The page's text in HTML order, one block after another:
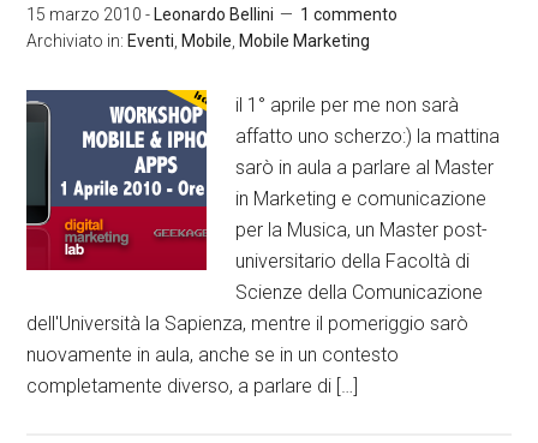
15 marzo 2010 - Leonardo Bellini
1 commento
Archiviato in: Eventi Mobile Mobile Marketing
il 1° aprile per me non sarà
affatto uno scherzo:) la mattina
sarò in aula a parlare al Master
in Marketing e comunicazione
per la Musica, un Master post-
universitario della Facoltà di
Scienze della Comunicazione
dell'Università la Sapienza, mentre il pomeriggio sarò
nuovamente in aula, anche se in un contesto
completamente diverso, a parlare di […]